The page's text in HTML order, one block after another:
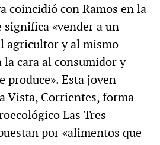
coincidió con Ramos en la
significa «vender a un
agricultor y al mismo
cara al consumidor y
produce». Esta joven
Vista, Corrientes, forma
Las Tres
por «alimentos que